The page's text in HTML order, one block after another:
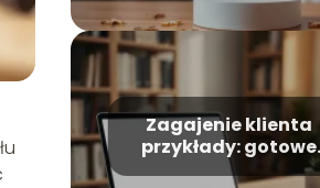
Zagajenie klienta
przykłady: gotowe
formułki i warianty